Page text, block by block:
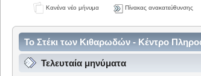
Κανένα νέο μήνυμα Πίνακας ανακατεύθυνσης
Το Στέκι των Κιθαρωδών - Κέντρο
Τελευταία μηνύματα